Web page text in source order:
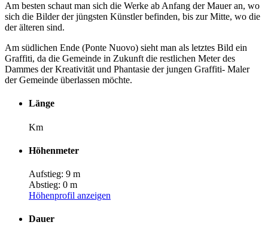
Am besten schaut man sich die Werke ab Anfang der Mauer an, wo
sich die Bilder der jüngsten Künstler befinden, bis zur Mitte, wo die
der älteren sind.
Am südlichen Ende (Ponte Nuovo) sieht man als letztes Bild ein
Graffiti, da die Gemeinde in Zukunft die restlichen Meter des
Dammes der Kreativität und Phantasie der jungen Graffiti- Maler
der Gemeinde überlassen möchte.
Länge
Km
Höhenmeter
Aufstieg: 9 m
Abstieg: 0 m
Höhenprofil anzeigen
Dauer